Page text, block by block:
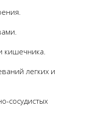
кишечника.
легких и
сосудистых